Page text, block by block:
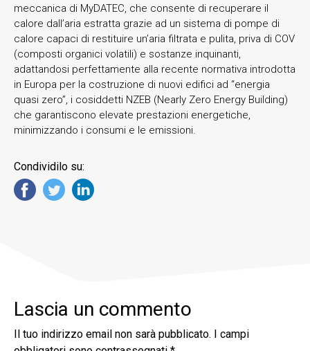
meccanica di MyDATEC, che consente di recuperare il
calore dall’aria estratta grazie ad un sistema di pompe di
calore capaci di restituire un’aria filtrata e pulita, priva di COV
(composti organici volatili) e sostanze inquinanti,
adattandosi perfettamente alla recente normativa introdotta
in Europa per la costruzione di nuovi edifici ad “energia
quasi zero”, i cosiddetti NZEB (Nearly Zero Energy Building)
che garantiscono elevate prestazioni energetiche,
minimizzando i consumi e le emissioni.
Condividilo su:
Lascia un commento
Il tuo indirizzo email non sarà pubblicato.
I campi